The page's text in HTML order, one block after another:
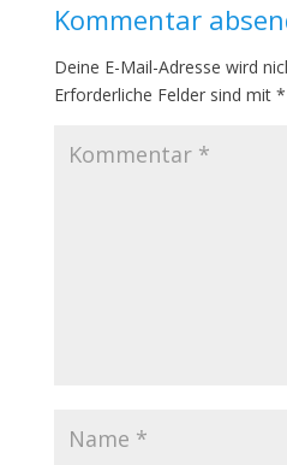
Kommentar
Deine E-Mail-Adresse wird
Erforderliche Felder sind mit *